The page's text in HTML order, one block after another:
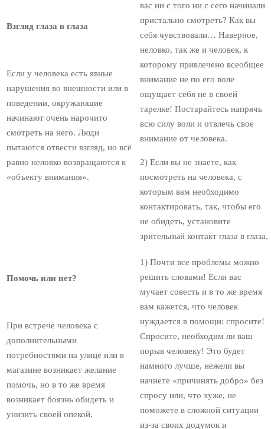
Взгляд глаза в глаза
Если у человека есть явные
нарушения во внешности или в
поведении, окружающие
начинают очень нарочито
смотреть на него. Люди
пытаются отвести взгляд, но всё
равно неловко возвращаются к
«объекту внимания».
вас ни с того ни с сего начинали
пристально смотреть? Как вы
себя чувствовали… Наверное,
неловко, так же и человек, к
которому привлечено всеобщее
внимание не по его воле
ощущает себя не в своей
тарелке! Постарайтесь напрячь
всю силу воли и отвлечь свое
внимание от человека.
2) Если вы не знаете, как
посмотреть на человека, с
которым вам необходимо
контактировать, так, чтобы его
не обидеть, установите
зрительный контакт глаза в глаза.
Помочь или нет?
При встрече человека с
дополнительными
потребностями на улице или в
магазине возникает желание
помочь, но в то же время
возникает боязнь обидеть и
унизить своей опекой.
1) Почти все проблемы можно
решить словами! Если вас
мучает совесть и в то же время
вам кажется, что человек
нуждается в помощи: спросите!
Спросите, необходим ли ваш
порыв человеку! Это будет
намного лучше, нежели вы
начнете «причинять добро» без
спросу или, что хуже, не
поможете в сложной ситуации
из-за своих додумок и